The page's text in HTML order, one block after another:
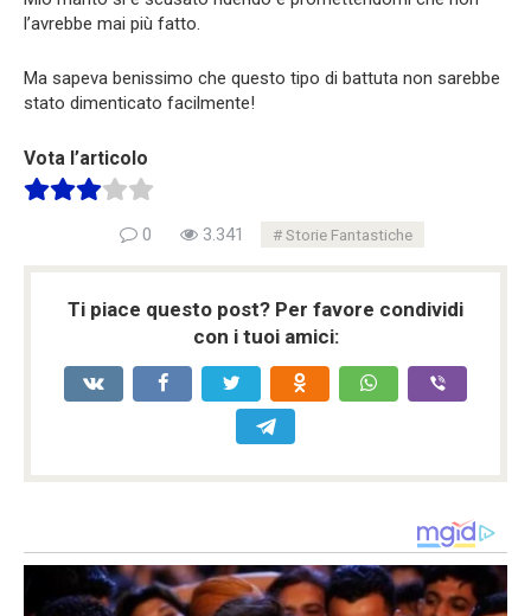
l’avrebbe mai più fatto.
Ma sapeva benissimo che questo tipo di battuta non sarebbe
stato dimenticato facilmente!
Vota l’articolo
0 3.341 Storie Fantastiche
Ti piace questo post? Per favore condividi
con i tuoi amici: